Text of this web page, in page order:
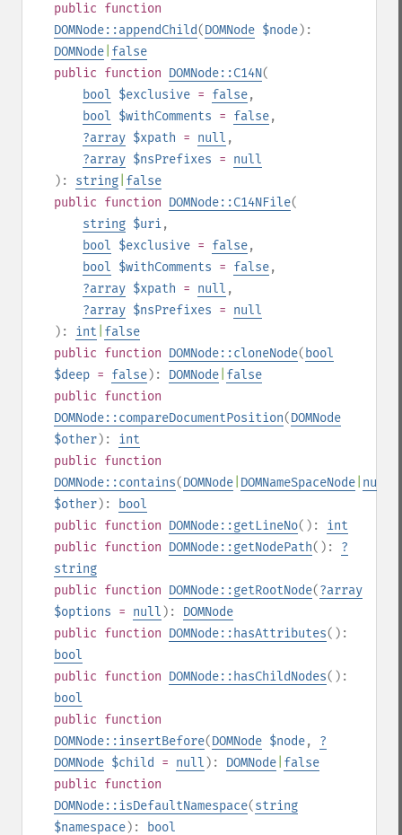
public function
DOMNode::appendChild(DOMNode $node):
DOMNode false
public function DOMNode::C14N(
bool $exclusive = false,
bool $withComments = false,
?array $xpath = null ,
?array $nsPrefixes = null
): string false
public function DOMNode::C14NFile(
string $uri,
bool $exclusive = false,
bool $withComments = false,
?array $xpath = null ,
?array $nsPrefixes = null
): int false
public function DOMNode::cloneNode( bool
$deep = false): DOMNode false
public function
DOMNode::compareDocumentPosition(DOMNode
$other): int
public function
DOMNode::contains(DOMNode DOMNameSpaceNode null
$other):
bool
public function DOMNode::getLineNo(): int
public function DOMNode::getNodePath(): ?
string
public function DOMNode::getRootNode(?array
$options = null ): DOMNode
public function DOMNode::hasAttributes():
bool
public function DOMNode::hasChildNodes():
bool
public function
DOMNode::insertBefore(DOMNode $node, ?
DOMNode $child = null ): DOMNode false
public function
DOMNode::isDefaultNamespace(string
$namespace): bool